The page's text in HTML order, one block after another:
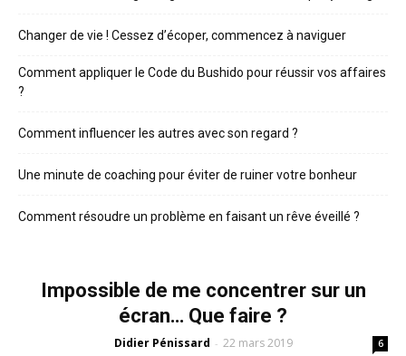
Changer de vie ! Cessez d’écoper, commencez à naviguer
Comment appliquer le Code du Bushido pour réussir vos affaires
?
Comment influencer les autres avec son regard ?
Une minute de coaching pour éviter de ruiner votre bonheur
Comment résoudre un problème en faisant un rêve éveillé ?
Impossible de me concentrer sur un
écran… Que faire ?
Didier Pénissard - 22 mars 2019 6